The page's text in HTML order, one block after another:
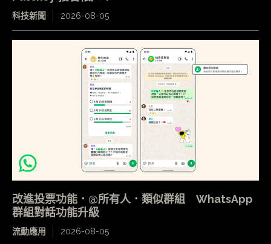
科技新聞 2026-08-05
改進投票功能．@所有人．類似群組 WhatsApp
群組對話功能升級
流動應用 2026-08-05